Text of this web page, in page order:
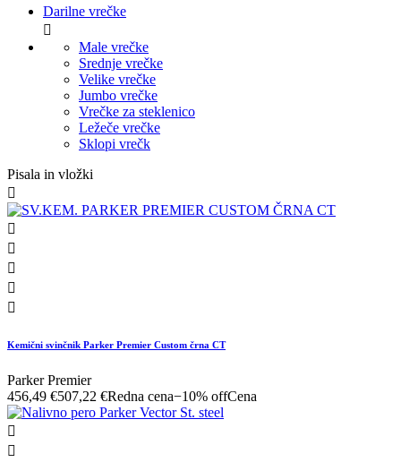
Darilne vrečke

Male vrečke
Srednje vrečke
Velike vrečke
Jumbo vrečke
Vrečke za steklenico
Ležeče vrečke
Sklopi vrečk
Pisala in vložki






Kemični svinčnik Parker Premier Custom črna CT
Parker Premier
456,49 €507,22 €Redna cena−10% offCena

